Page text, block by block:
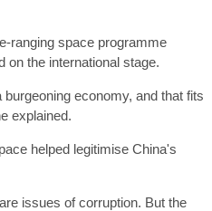
ranging space programme
on the international stage.
economy, and that fits
explained.
helped legitimise China's
issues of corruption. But the